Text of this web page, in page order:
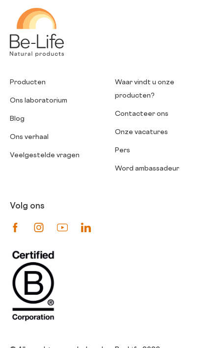
Producten
Ons laboratorium
Blog
Ons verhaal
Veelgestelde vragen
Waar vindt u onze
producten?
Contacteer ons
Onze vacatures
Pers
Word ambassadeur
Volg ons
Suivez-nous sur Facebook
Suivez-nous sur Instagram
Suivez-nous sur Youtube